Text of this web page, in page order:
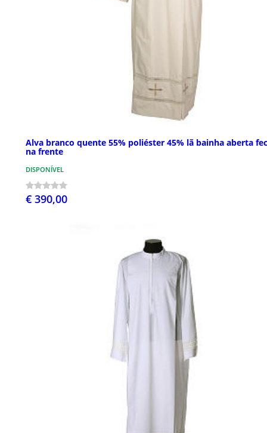
Alva branco quente 55% poliéster 45% lã bainha aberta
na frente
DISPONÍVEL
€ 390,00